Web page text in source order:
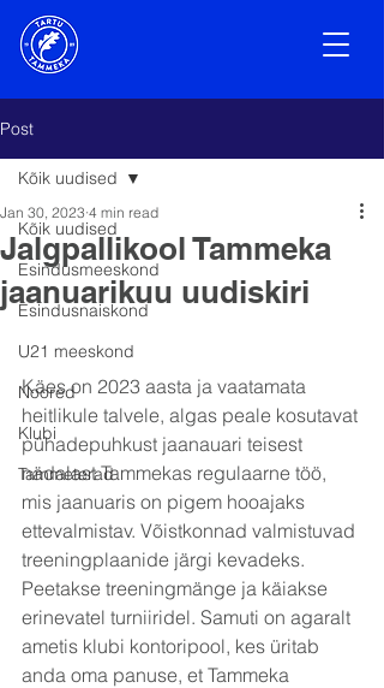
Post
Kõik uudised
Esindusmeeskond
Esindusnaiskond
U21 meeskond
Noored
Klubi
Tammeterad
Kõik uudised
Jalgpallikool Tammeka
jaanuarikuu uudiskiri
Jan 30, 2023 4 min read
Käes on 2023 aasta ja vaatamata
heitlikule talvele, algas peale kosutavat
pühadepuhkust jaanauari teisest
nädalast Tammekas regulaarne töö,
mis jaanuaris on pigem hooajaks
ettevalmistav. Võistkonnad valmistuvad
treeningplaanide järgi kevadeks.
Peetakse treeningmänge ja käiakse
erinevatel turniiridel. Samuti on agaralt
ametis klubi kontoripool, kes üritab
anda oma panuse, et Tammeka